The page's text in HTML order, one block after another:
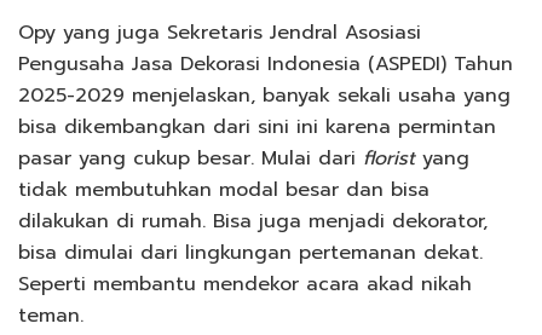
Opy yang juga Sekretaris Jendral Asosiasi
Pengusaha Jasa Dekorasi Indonesia (ASPEDI) Tahun
2025-2029 menjelaskan, banyak sekali usaha yang
bisa dikembangkan dari sini ini karena permintan
pasar yang cukup besar. Mulai dari floristyang
tidak membutuhkan modal besar dan bisa
dilakukan di rumah. Bisa juga menjadi dekorator,
bisa dimulai dari lingkungan pertemanan dekat.
Seperti membantu mendekor acara akad nikah
teman.